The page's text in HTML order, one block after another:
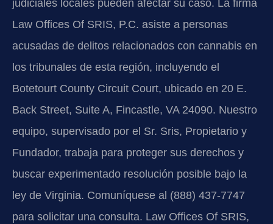
judiciales locales pueden afectar su caso. La firma
Law Offices Of SRIS, P.C. asiste a personas
acusadas de delitos relacionados con cannabis en
los tribunales de esta región, incluyendo el
Botetourt County Circuit Court, ubicado en 20 E.
Back Street, Suite A, Fincastle, VA 24090. Nuestro
equipo, supervisado por el Sr. Sris, Propietario y
Fundador, trabaja para proteger sus derechos y
buscar experimentado resolución posible bajo la
ley de Virginia. Comuníquese al (888) 437-7747
para solicitar una consulta. Law Offices Of SRIS,